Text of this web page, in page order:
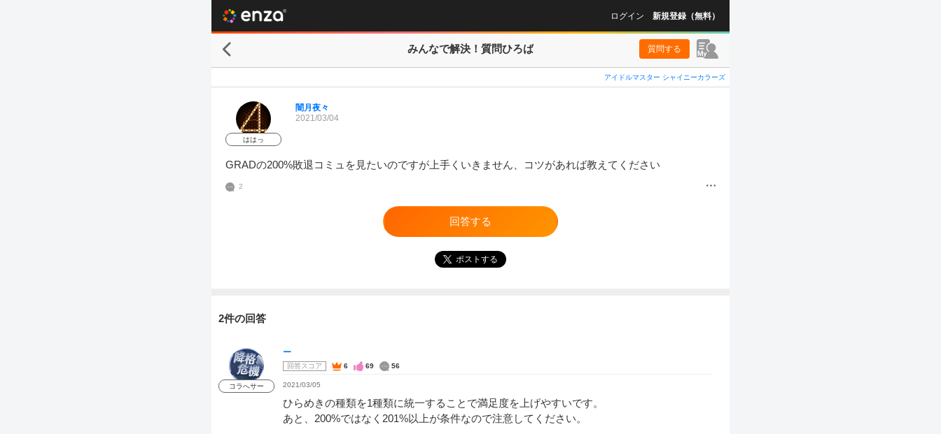
ログイン 新規登録（無料）
みんなで解決！ 質問ひろば 質問する
アイドルマスター シャイニーカラーズ
ははっ
闇月夜々
2021/03/04
GRADの200%敗退コミュを見たいのですが上手くいきません、コツがあれば教えてください
2
回答する
ポストする
2件の回答
コラへサー
ー
回答スコア 6 69 56
2021/03/05
ひらめきの種類を1種類に統一することで満足度を上げやすいです。
あと、200%ではなく201%以上が条件なので注意してください。